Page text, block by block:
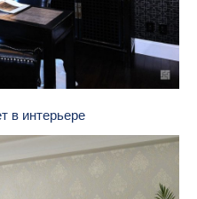
в интерьере